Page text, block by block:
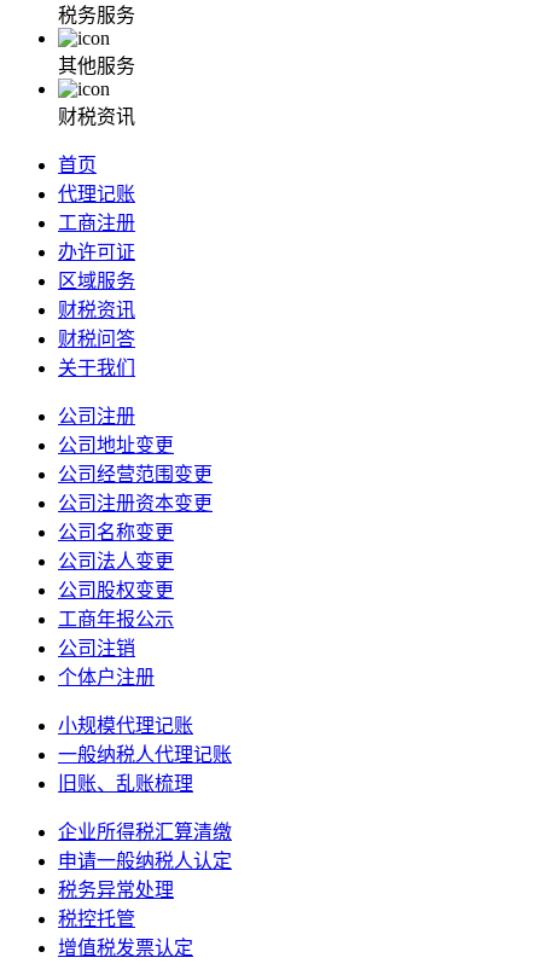
税务服务
其他服务
财税资讯
首页
代理记账
工商注册
办许可证
区域服务
财税资讯
财税问答
关于我们
公司注册
公司地址变更
公司经营范围变更
公司注册资本变更
公司名称变更
公司法人变更
公司股权变更
工商年报公示
公司注销
个体户注册
小规模代理记账
一般纳税人代理记账
旧账、乱账梳理
企业所得税汇算清缴
申请一般纳税人认定
税务异常处理
税控托管
增值税发票认定